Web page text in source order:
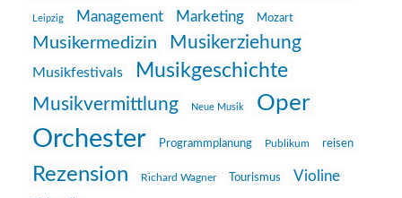
Leipzig Management Marketing Mozart
Musikermedizin Musikerziehung
Musikfestivals Musikgeschichte
Musikvermittlung Neue Musik Oper
Orchester Programmplanung Publikum reisen
Rezension Richard Wagner Tourismus Violine